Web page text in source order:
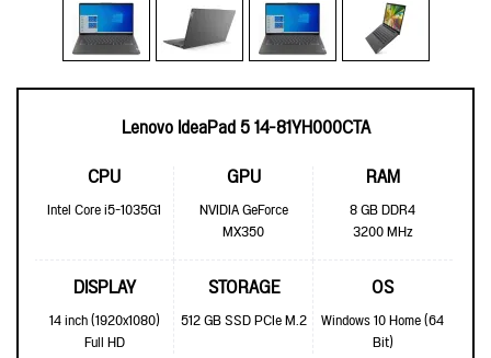
Lenovo IdeaPad 5 14-81YH000CTA
CPU
Intel Core i5-1035G1
GPU
NVIDIA GeForce
MX350
RAM
8 GB DDR4
3200 MHz
DISPLAY
14 inch (1920x1080)
Full HD
STORAGE
512 GB SSD PCIe M.2
OS
Windows 10 Home (64
Bit)